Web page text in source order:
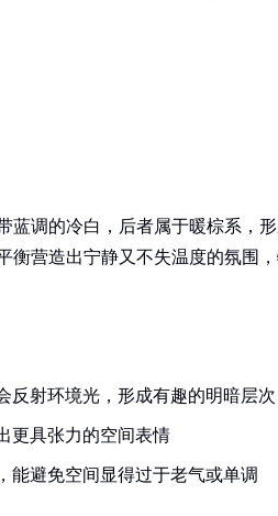
蓝调的冷白，后者属于暖棕系，
衡营造出宁静又不失温度的氛围
反射环境光，形成有趣的明暗层次
更具张力的空间表情
能避免空间显得过于老气或单调